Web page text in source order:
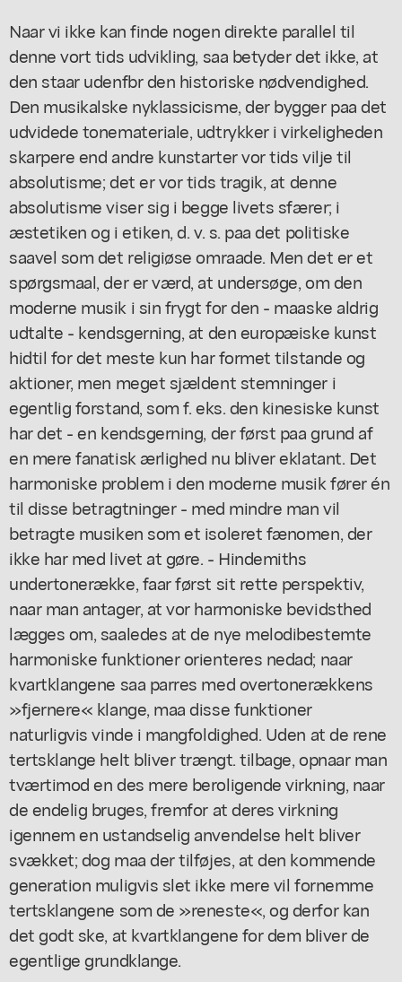
Naar vi ikke kan finde nogen direkte parallel til
denne vort tids udvikling, saa betyder det ikke, at
den staar udenfbr den historiske nødvendighed.
Den musikalske nyklassicisme, der bygger paa det
udvidede tonemateriale, udtrykker i virkeligheden
skarpere end andre kunstarter vor tids vilje til
absolutisme; det er vor tids tragik, at denne
absolutisme viser sig i begge livets sfærer; i
æstetiken og i etiken, d. v. s. paa det politiske
saavel som det religiøse omraade. Men det er et
spørgsmaal, der er værd, at undersøge, om den
moderne musik i sin frygt for den - maaske aldrig
udtalte - kendsgerning, at den europæiske kunst
hidtil for det meste kun har formet tilstande og
aktioner, men meget sjældent stemninger i
egentlig forstand, som f. eks. den kinesiske kunst
har det - en kendsgerning, der først paa grund af
en mere fanatisk ærlighed nu bliver eklatant. Det
harmoniske problem i den moderne musik fører én
til disse betragtninger - med mindre man vil
betragte musiken som et isoleret fænomen, der
ikke har med livet at gøre. - Hindemiths
undertonerække, faar først sit rette perspektiv,
naar man antager, at vor harmoniske bevidsthed
lægges om, saaledes at de nye melodibestemte
harmoniske funktioner orienteres nedad; naar
kvartklangene saa parres med overtonerækkens
»fjernere« klange, maa disse funktioner
naturligvis vinde i mangfoldighed. Uden at de rene
tertsklange helt bliver trængt. tilbage, opnaar man
tværtimod en des mere beroligende virkning, naar
de endelig bruges, fremfor at deres virkning
igennem en ustandselig anvendelse helt bliver
svækket; dog maa der tilføjes, at den kommende
generation muligvis slet ikke mere vil fornemme
tertsklangene som de »reneste«, og derfor kan
det godt ske, at kvartklangene for dem bliver de
egentlige grundklange.